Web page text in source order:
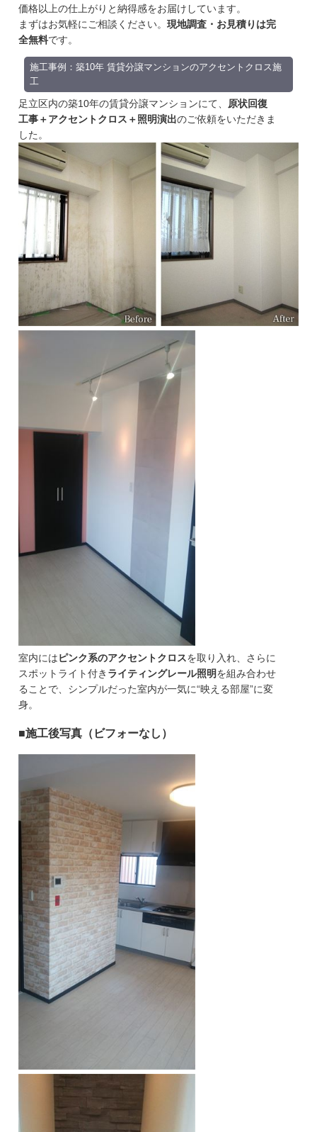
価格以上の仕上がりと納得感をお届けしています。
まずはお気軽にご相談ください。現地調査・お見積りは完
全無料です。
施工事例：築10年 賃貸分譲マンションのアクセントクロス施
工
足立区内の築10年の賃貸分譲マンションにて、 原状回復
工事＋アクセントクロス＋照明演出のご依頼をいただきま
した。
室内にはピンク系のアクセントクロスを取り入れ、さらに
スポットライト付き ライティングレール照明を組み合わせ
ることで、シンプルだった室内が一気に“映える部屋”に変
身。
■施工後写真（ビフォーなし）